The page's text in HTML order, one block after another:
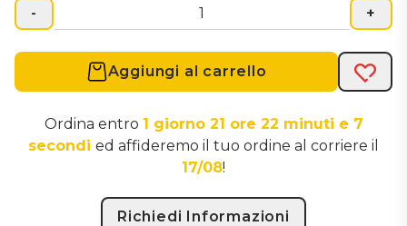
- +
Aggiungi al carrello
Ordina entro 1 giorno 21 ore 22 minuti e 7
secondi ed affideremo il tuo ordine al corriere il
17/08!
Richiedi Informazioni